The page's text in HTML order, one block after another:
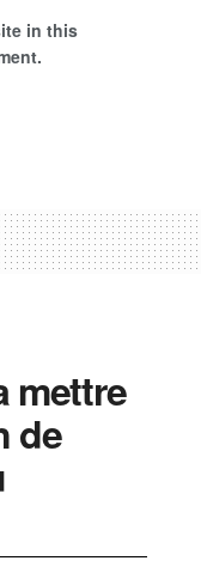
in this
mettre
de